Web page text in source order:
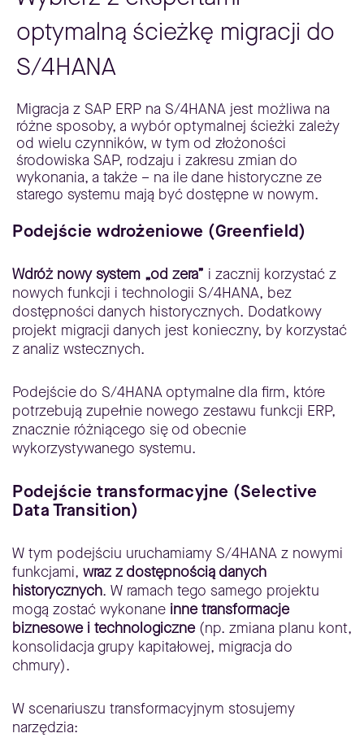
optymalną ścieżkę migracji do
S/4HANA
Migracja z SAP ERP na S/4HANA jest możliwa na
różne sposoby, a wybór optymalnej ścieżki zależy
od wielu czynników, w tym od złożoności
środowiska SAP, rodzaju i zakresu zmian do
wykonania, a także – na ile dane historyczne ze
starego systemu mają być dostępne w nowym.
Podejście wdrożeniowe (Greenfield)
Wdróż nowy system „od zera” i zacznij korzystać z
nowych funkcji i technologii S/4HANA, bez
dostępności danych historycznych. Dodatkowy
projekt migracji danych jest konieczny, by korzystać
z analiz wstecznych.
Podejście do S/4HANA optymalne dla firm, które
potrzebują zupełnie nowego zestawu funkcji ERP,
znacznie różniącego się od obecnie
wykorzystywanego systemu.
Podejście transformacyjne (Selective
Data Transition)
W tym podejściu uruchamiamy S/4HANA z nowymi
funkcjami, wraz z dostępnością danych
historycznych. W ramach tego samego projektu
mogą zostać wykonane inne transformacje
biznesowe i technologiczne (np. zmiana planu kont,
konsolidacja grupy kapitałowej, migracja do
chmury).
W scenariuszu transformacyjnym stosujemy
narzędzia: